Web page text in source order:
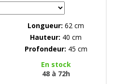
Longueur: 62 cm
Hauteur: 40 cm
Profondeur: 45 cm
En stock
48 à 72h